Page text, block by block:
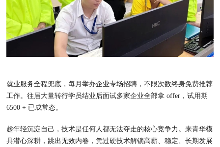
就业服务全程兜底，每月举办企业专场招聘，不限次数终身免费推荐
工作。往届大量转行学员结业后面试多家企业全部拿 offer，试用期
6500 + 已成常态。
趁年轻沉淀自己，技术是任何人都无法夺走的核心竞争力。来青华模
具潜心深耕，跳出无效内卷，凭过硬技术解锁高薪、稳定、长期发展